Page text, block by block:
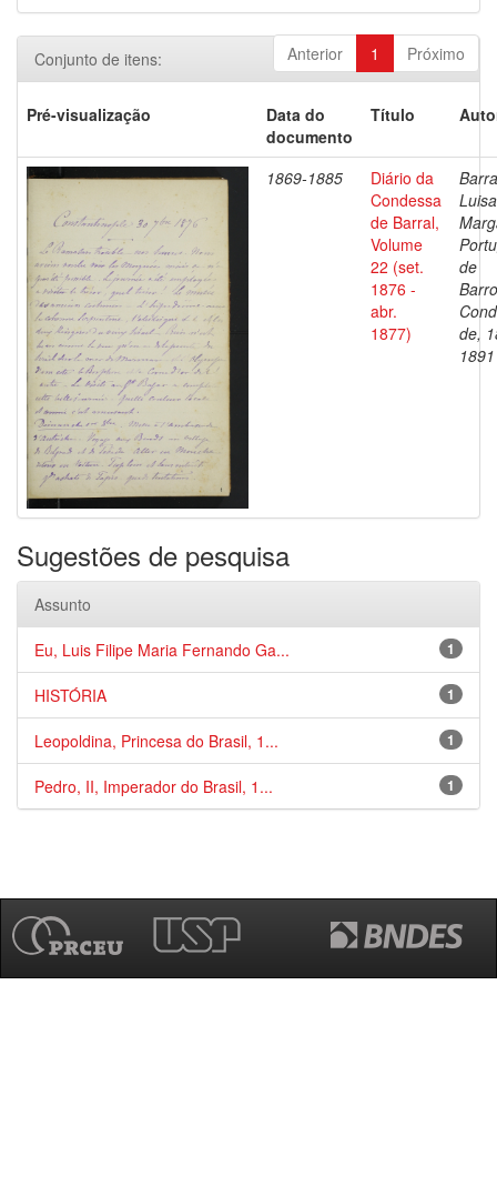
Anterior 1 Próximo
Conjunto de itens:
Pré-visualização
Data do
documento
Título
1869-1885
Diário da
Condessa
de Barral,
Volume
22 (set.
1876 -
abr.
1877)
Luisa
de
de,
1891
Sugestões de pesquisa
Assunto
1
Eu, Luis Filipe Maria Fernando Ga...
1
HISTÓRIA
1
Leopoldina, Princesa do Brasil, 1...
1
Pedro, II, Imperador do Brasil, 1...